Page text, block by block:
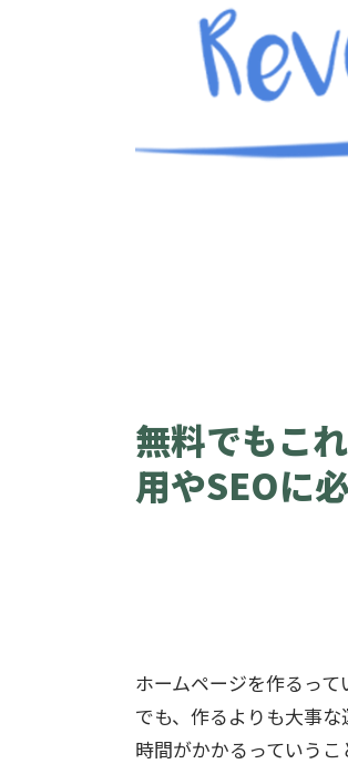
無料でもこ
用やSEOに
ホームページを作るっ
でも、作るよりも大事な
時間がかかるっていう